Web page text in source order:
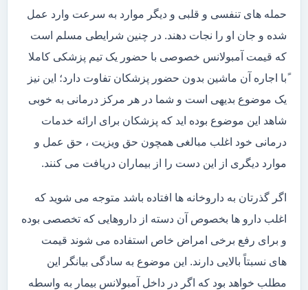
حمله های تنفسی و قلبی و دیگر موارد به سرعت وارد عمل
شده و جان او را نجات دهند. در چنین شرایطی مسلم است
که قیمت آمبولانس خصوصی با حضور یک تیم پزشکی کاملا
ًبا اجاره آن ماشین بدون حضور پزشکان تفاوت دارد؛ این نیز
یک موضوع بدیهی است و شما در هر مرکز درمانی به خوبی
شاهد این موضوع بوده اید که پزشکان برای ارائه خدمات
درمانی خود اغلب مبالغی همچون حق ویزیت ، حق عمل و
موارد دیگری از این دست را از بیماران دریافت می کنند.
اگر گذرتان به داروخانه ها افتاده باشد متوجه می شوید که
اغلب دارو ها بخصوص آن دسته از داروهایی که تخصصی بوده
و برای رفع برخی امراض خاص استفاده می شوند قیمت
های نسبتاً بالایی دارند. این موضوع به سادگی بیانگر این
مطلب خواهد بود که اگر در داخل آمبولانس بیمار به واسطه